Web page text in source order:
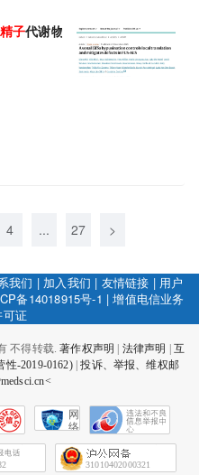
精子代谢物或能修复？
4 ... 27 >
我们 | 加入我们 | 友情链接 | 用户
备14018915号-1 |增值电信业务
可证
不得转载.著作权声明 法律声明
互
-2019-0162)|投诉、举报、维权邮
网
络
会
征
31010402000321